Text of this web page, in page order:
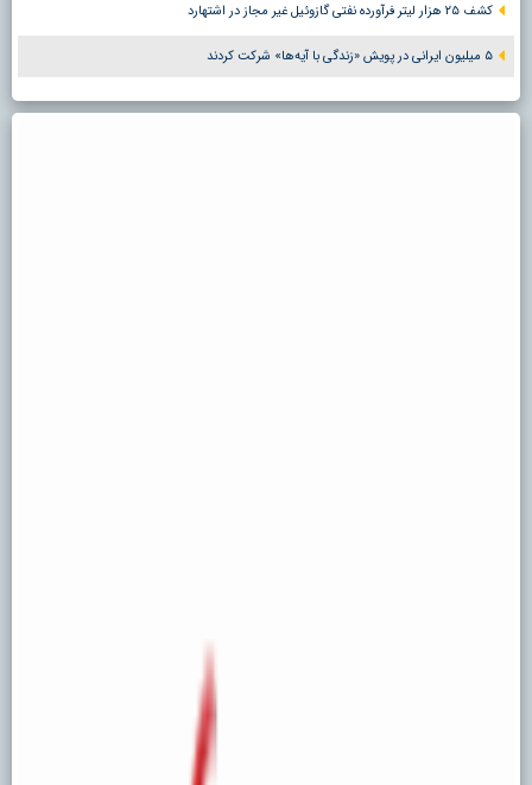
کشف ۲۵ هزار لیتر فرآورده نفتی گازوئیل غیر مجاز در اشتهارد
۵ میلیون ایرانی در پویش «زندگی با آیه‌ها» شرکت کردند